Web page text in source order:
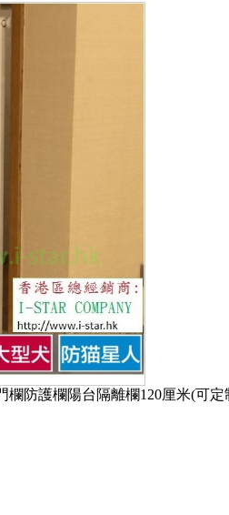
欄防護欄陽台隔離欄120厘米(可定